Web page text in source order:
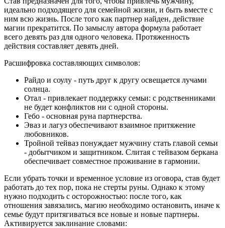
идеально подходящего для семейной жизни, и быть вместе с
ним всю жизнь. После того как партнер найден, действие
магии прекратится. По замыслу автора формула работает
всего девять раз для одного человека. Протяженность
действия составляет девять дней.
Расшифровка составляющих символов:
Райдо и соулу - путь друг к другу освещается лучами
солнца.
Отал - привлекает поддержку семьи: с родственниками
не будет конфликтов ни с одной стороны.
Гебо - основная руна партнерства.
Эваз и лагуз обеспечивают взаимное притяжение
любовников.
Тройной тейваз понуждает мужчину стать главой семьи
- добытчиком и защитником. Слитая с тейвазом беркана
обеспечивает совместное проживание в гармонии.
Если убрать точки и временное условие из оговора, став будет
работать до тех пор, пока не стерты руны. Однако к этому
нужно подходить с осторожностью: после того, как
отношения завязались, магию необходимо остановить, иначе к
семье будут притягиваться все новые и новые партнеры.
Активируется заклинание словами: